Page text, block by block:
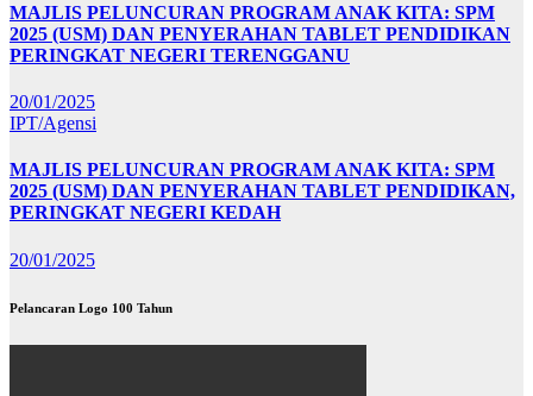
MAJLIS PELUNCURAN PROGRAM ANAK KITA: SPM
2025 (USM) DAN PENYERAHAN TABLET PENDIDIKAN
PERINGKAT NEGERI TERENGGANU
20/01/2025
IPT/Agensi
MAJLIS PELUNCURAN PROGRAM ANAK KITA: SPM
2025 (USM) DAN PENYERAHAN TABLET PENDIDIKAN,
PERINGKAT NEGERI KEDAH
20/01/2025
Pelancaran Logo 100 Tahun